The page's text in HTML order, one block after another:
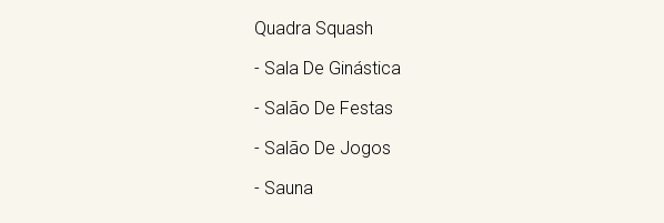
Quadra Squash
- Sala De Ginástica
- Salão De Festas
- Salão De Jogos
- Sauna